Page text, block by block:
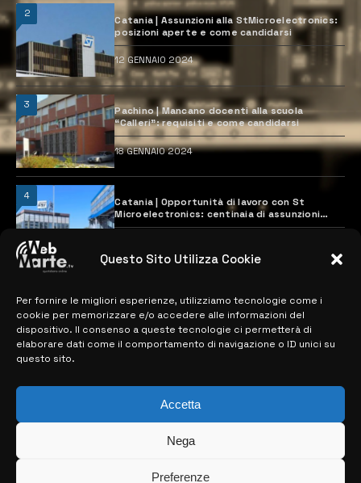
Questo Sito Utilizza Cookie
Per fornire le migliori esperienze, utilizziamo tecnologie come i
cookie per memorizzare e/o accedere alle informazioni del
dispositivo. Il consenso a queste tecnologie ci permetterà di
elaborare dati come il comportamento di navigazione o ID unici su
questo sito.
Accetta
Nega
Preferenze
2
Catania | Assunzioni alla StMicroelectronics:
posizioni aperte e come candidarsi
12 GENNAIO 2024
3
Pachino | Mancano docenti alla scuola
“Calleri”: requisiti e come candidarsi
18 GENNAIO 2024
4
Catania | Opportunità di lavoro con St
Microelectronics: centinaia di assunzioni
previste
MAPPA DEL SITO
> NOTIZIE